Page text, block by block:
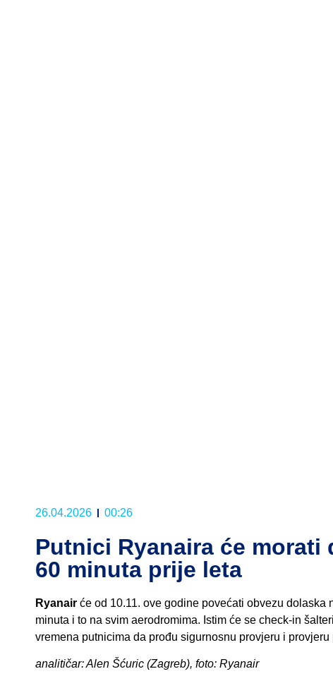
26.04.2026 00:26
Putnici Ryanaira će
60 minuta prije leta
Ryanair će od 10.11. ove godine povećati obvezu
minuta i to na svim aerodromima. Istim će se check-in
vremena putnicima da prođu sigurnosnu provjeru i provjeru
analitičar: Alen Šćuric (Zagreb), foto: Ryanair